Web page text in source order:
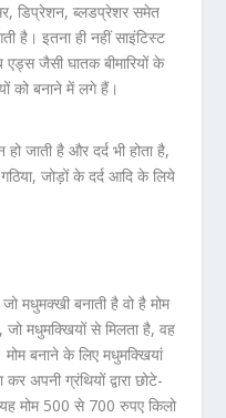
डिप्रेशन, ब्लडप्रेशर समेत
है। इतना ही नहीं साइंटिस्ट
जैसी घातक बीमारियों के
को बनाने में लगे हैं।
जाती है और दर्द भी होता है,
जोड़ों के दर्द आदि के लिये
मधुमक्खी बनाती है वो है मोम
जो मधुमक्खियों से मिलता है, वह
बनाने के लिए मधुमक्खियां
अपनी ग्रंथियों द्वारा छोटे-
मोम 500 से 700 रुपए किलो